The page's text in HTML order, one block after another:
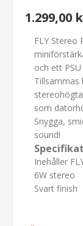
1.299,00
FLY Stereo
och ett
som
Snygga,
sound!
Inehåller
6W stereo
Svart finish